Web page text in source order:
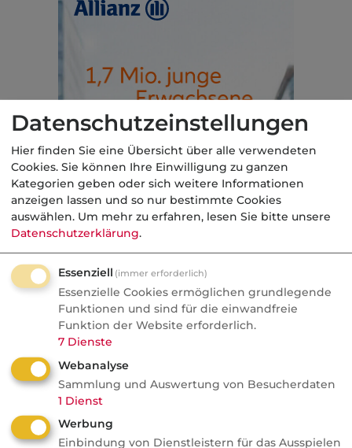
Cross-Selling und
Empfehlungsgeschäft
Beachten Sie die Cross-Selling- und
Empfehlungs-Möglichkeiten. Nehmen wir als
Beispiel einen Lead von einem Heilpraktiker,
der als Gründer eine Büro- und seine
Haftpflichtversicherung abschließen wollte.
Diesen Lead wollte keiner so recht haben.
Aber warum hat niemand daran gedacht, dass
bei diesem Neugründer natürlich bei einer
Datenschutzeinstellungen
Hier finden Sie eine Übersicht über alle verwendeten
Cookies. Sie können Ihre Einwilligung zu ganzen
Kategorien geben oder sich weitere Informationen
anzeigen lassen und so nur bestimmte Cookies
auswählen. Um mehr zu erfahren, lesen Sie bitte unsere
Datenschutzerklärung.
Essenziell (immer erforderlich)
Essenzielle Cookies ermöglichen grundlegende
Funktionen und sind für die einwandfreie
Funktion der Website erforderlich.
7 Dienste
Webanalyse
Sammlung und Auswertung von Besucherdaten
1 Dienst
Werbung
Einbindung von Dienstleistern für das Ausspielen